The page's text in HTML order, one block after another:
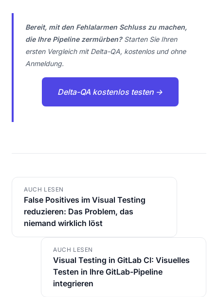
Bereit, mit den Fehlalarmen Schluss zu machen,
die Ihre Pipeline zermürben?Starten Sie Ihren
ersten Vergleich mit Delta-QA, kostenlos und ohne
Anmeldung.
Delta-QA kostenlos testen →
AUCH LESEN
False Positives im Visual Testing
reduzieren: Das Problem, das
niemand wirklich löst
AUCH LESEN
Visual Testing in GitLab CI: Visuelles
Testen in Ihre GitLab-Pipeline
integrieren